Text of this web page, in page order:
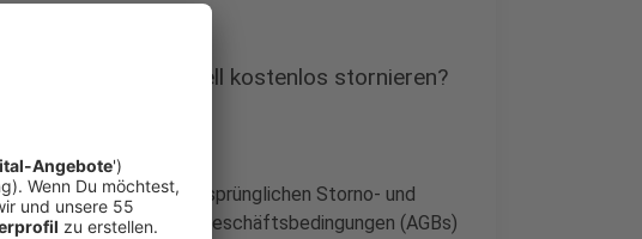
Reiseantritt generell kostenlos stornieren?
Corona-Krise zu den ursprünglichen Storno- und
in den Allgemeinen Geschäftsbedingungen (AGBs)